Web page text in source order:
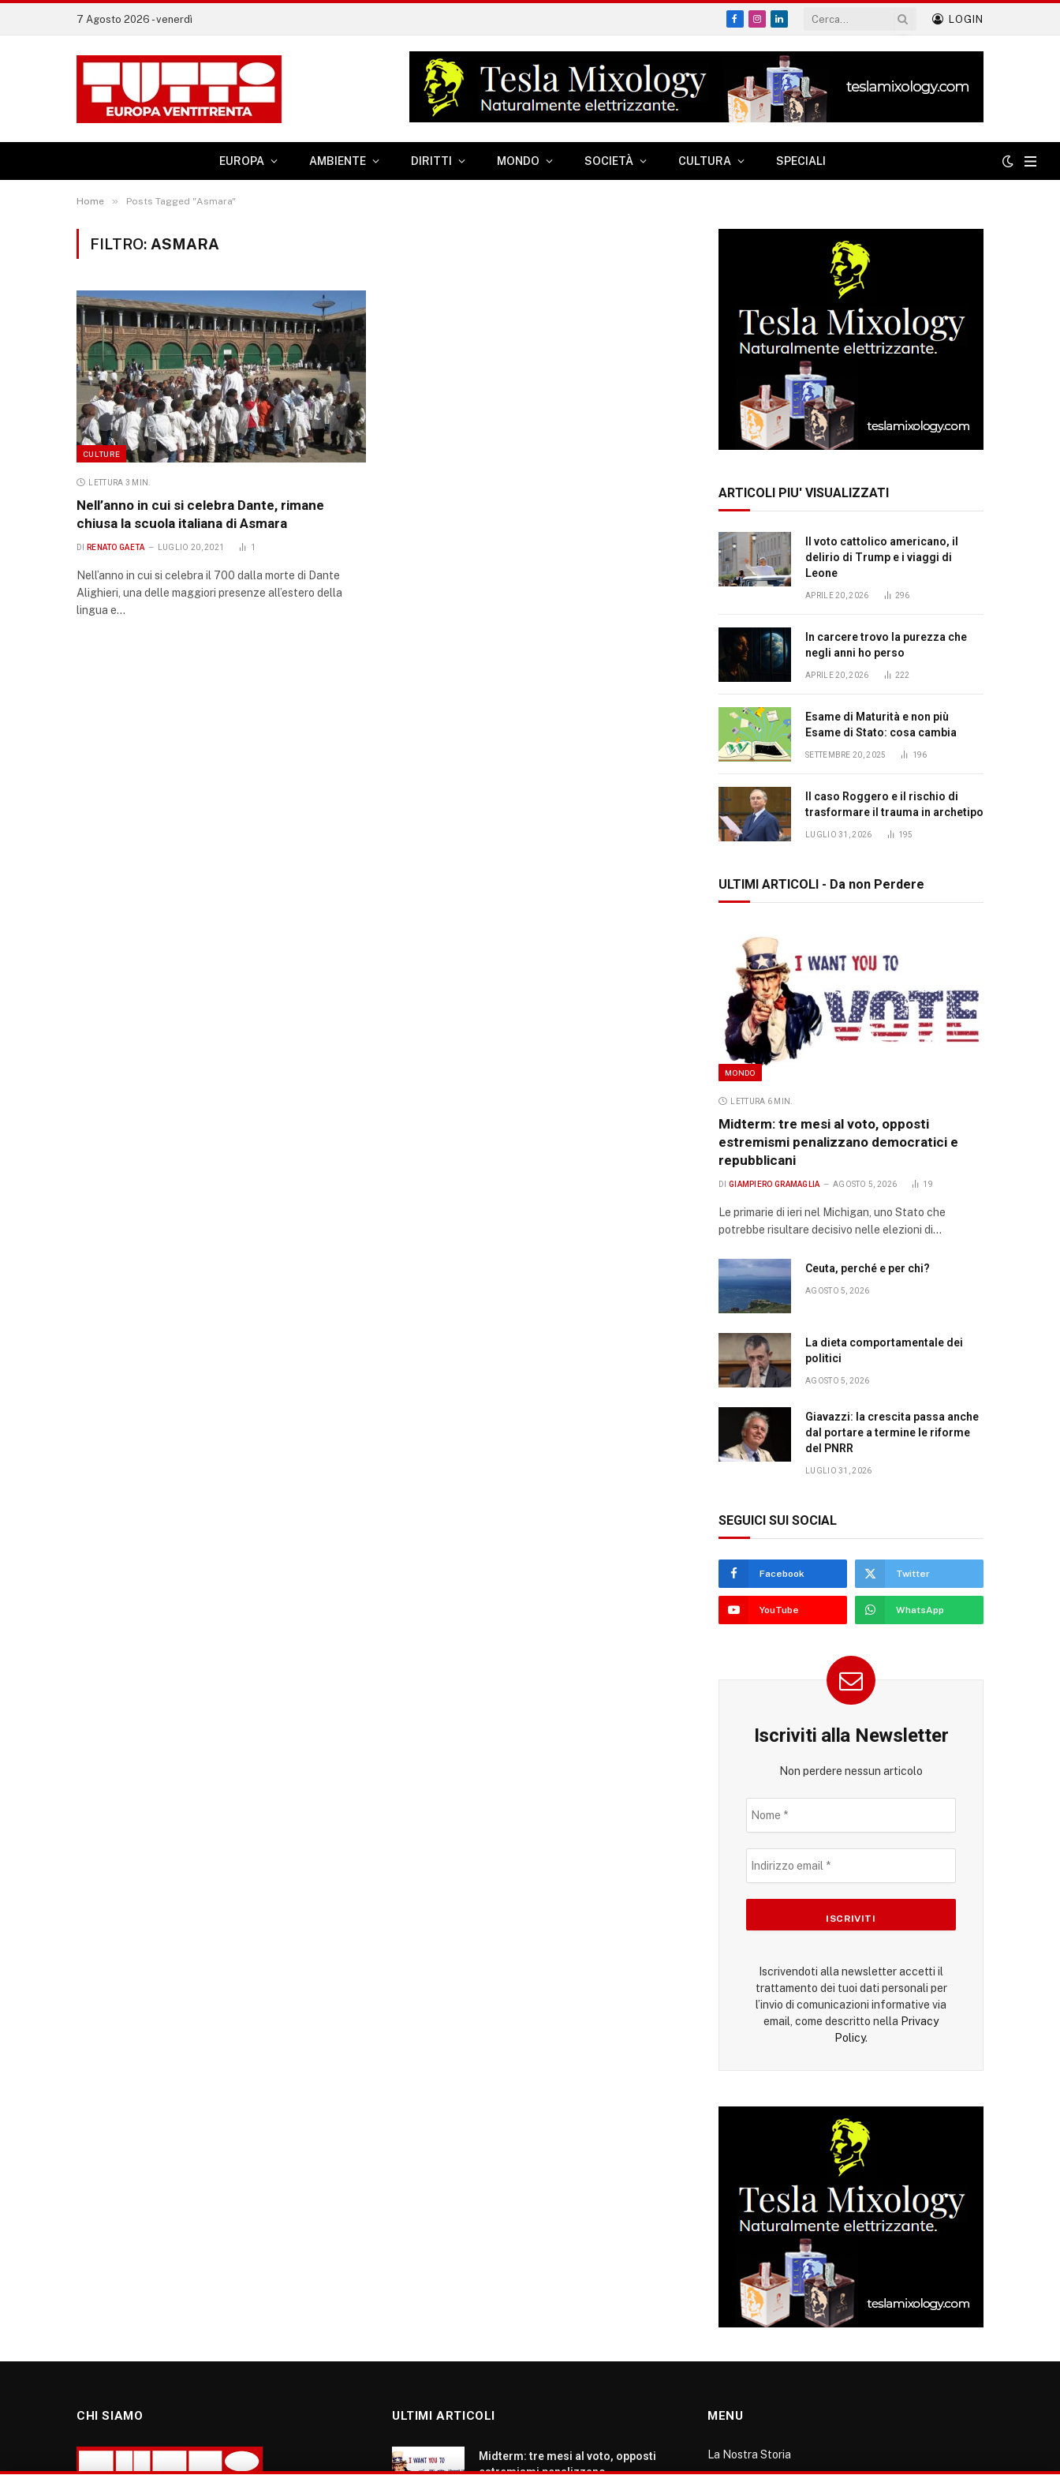
7 Agosto 2026 - venerdì
Facebook
Instagram
LinkedIn
LOGIN
EUROPA AMBIENTE DIRITTI MONDO SOCIETÀ CULTURA SPECIALI
Home » Posts Tagged "Asmara"
FILTRO: ASMARA
CULTURE
LETTURA 3 MIN.
Nell’anno in cui si celebra Dante, rimane
chiusa la scuola italiana di Asmara
DI RENATO GAETA LUGLIO 20, 2021 1
Nell’anno in cui si celebra il 700 dalla morte di Dante
Alighieri, una delle maggiori presenze all’estero della
lingua e…
ARTICOLI PIU' VISUALIZZATI
Il voto cattolico americano, il
delirio di Trump e i viaggi di
Leone
APRILE 20, 2026 296
In carcere trovo la purezza che
negli anni ho perso
APRILE 20, 2026 222
Esame di Maturità e non più
Esame di Stato: cosa cambia
SETTEMBRE 20, 2025 196
Il caso Roggero e il rischio di
trasformare il trauma in archetipo
LUGLIO 31, 2026 195
ULTIMI ARTICOLI - Da non Perdere
MONDO
LETTURA 6 MIN.
Midterm: tre mesi al voto, opposti
estremismi penalizzano democratici e
repubblicani
DI GIAMPIERO GRAMAGLIA AGOSTO 5, 2026 19
Le primarie di ieri nel Michigan, uno Stato che
potrebbe risultare decisivo nelle elezioni di…
Ceuta, perché e per chi?
AGOSTO 5, 2026
La dieta comportamentale dei
politici
AGOSTO 5, 2026
Giavazzi: la crescita passa anche
dal portare a termine le riforme
del PNRR
LUGLIO 31, 2026
SEGUICI SUI SOCIAL
Facebook Twitter
YouTube WhatsApp
Iscriviti alla Newsletter
Non perdere nessun articolo
Iscrivendoti alla newsletter accetti il
trattamento dei tuoi dati personali per
l’invio di comunicazioni informative via
email, come descritto nella Privacy
Policy.
CHI SIAMO ULTIMI ARTICOLI
Midterm: tre mesi al voto, opposti
estremismi penalizzano
MENU
La Nostra Storia